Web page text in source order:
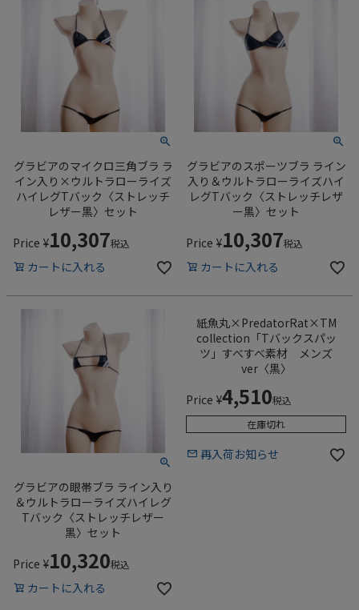
グラビアのマイクロ三角ブラ ラ
イン入り×ウルトラローライズ
ハイレグTバック〈ストレッチ
レザー黒〉セット
Price ¥10,307税込
カートに入れる
グラビアのスポーツブラ ライン
入り＆ウルトラローライズハイ
レグTバック〈ストレッチレザ
ー黒〉セット
Price ¥10,307税込
カートに入れる
グラビアの眼帯ブラ ライン入り
＆ウルトラローライズハイレグ
Tバック〈ストレッチレザー
黒〉セット
Price ¥10,320税込
カートに入れる
紙魚丸×PredatorRat×TM
collection「Tバックスパッ
ツ」すべすべ素材 メンズ
ver〈黒〉
Price ¥4,510税込
在庫切れ
再入荷お知らせ